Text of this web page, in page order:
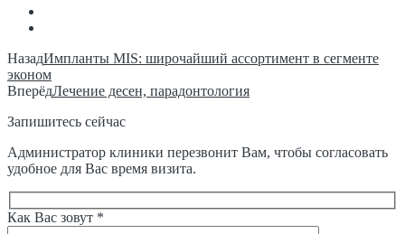
НазадИмпланты MIS: широчайший ассортимент в сегменте
эконом
ВперёдЛечение десен, парадонтология
Запишитесь сейчас
Администратор клиники перезвонит Вам, чтобы согласовать
удобное для Вас время визита.
Как Вас зовут *